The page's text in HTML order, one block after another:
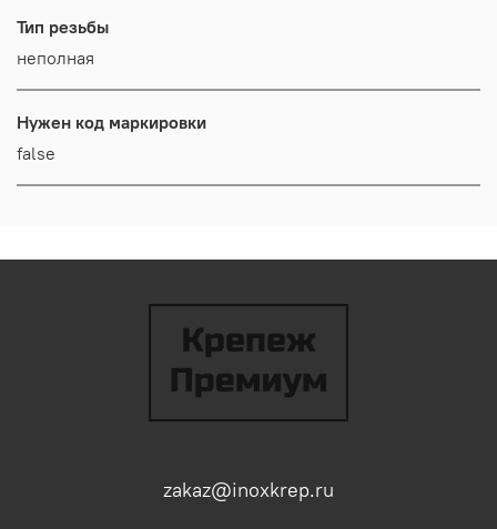
Тип резьбы
неполная
Нужен код маркировки
false
zakaz@inoxkrep.ru